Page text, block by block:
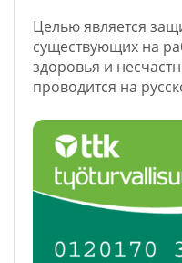
Целью является
существующих на
здоровья и
проводится на